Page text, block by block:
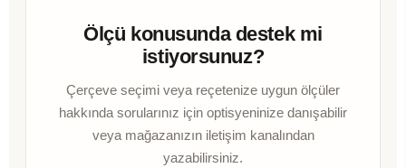
Ölçü konusunda destek mi
istiyorsunuz?
Çerçeve seçimi veya reçetenize uygun ölçüler
hakkında sorularınız için optisyeninize danışabilir
veya mağazanızın iletişim kanalından
yazabilirsiniz.